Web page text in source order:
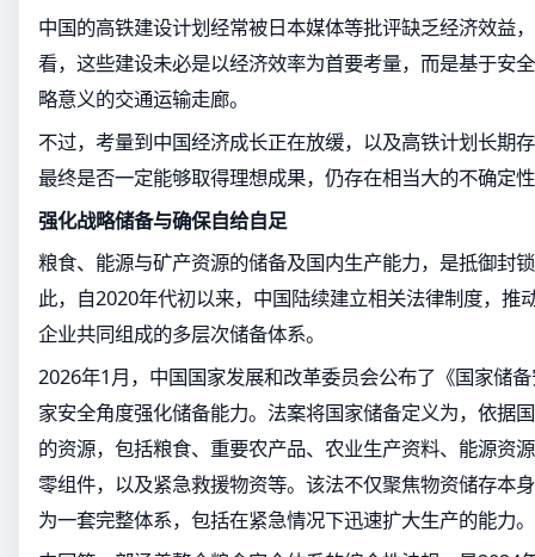
中国的高铁建设计划经常被日本媒体等批评缺乏经济效益
看，这些建设未必是以经济效率为首要考量，而是基于安
略意义的交通运输走廊。
不过，考量到中国经济成长正在放缓，以及高铁计划长期
最终是否一定能够取得理想成果，仍存在相当大的不确定
强化战略储备与确保自给自足
粮食、能源与矿产资源的储备及国内生产能力，是抵御封
此，自2020年代初以来，中国陆续建立相关法律制度，推
企业共同组成的多层次储备体系。
2026年1月，中国国家发展和改革委员会公布了《国家储
家安全角度强化储备能力。法案将国家储备定义为，依据
的资源，包括粮食、重要农产品、农业生产资料、能源资
零组件，以及紧急救援物资等。该法不仅聚焦物资储存本
为一套完整体系，包括在紧急情况下迅速扩大生产的能力。